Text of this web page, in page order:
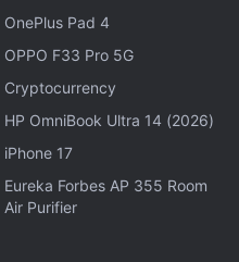
OnePlus Pad 4
OPPO F33 Pro 5G
Cryptocurrency
HP OmniBook Ultra 14 (2026)
iPhone 17
Eureka Forbes AP 355 Room
Air Purifier